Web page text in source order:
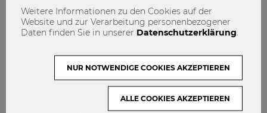
NETIQUETTE
IMPRESSUM
DATENSCHUTZ
Weitere Informationen zu den Cookies auf der
Website und zur Verarbeitung personenbezogener
Daten finden Sie in unserer Datenschutzerklärung
NUR NOTWENDIGE COOKIES AKZEPTIEREN
ALLE COOKIES AKZEPTIEREN